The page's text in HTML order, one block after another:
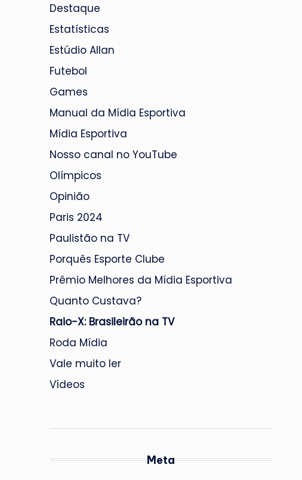
Destaque
Estatísticas
Estúdio Allan
Futebol
Games
Manual da Mídia Esportiva
Mídia Esportiva
Nosso canal no YouTube
Olímpicos
Opinião
Paris 2024
Paulistão na TV
Porquês Esporte Clube
Prêmio Melhores da Mídia Esportiva
Quanto Custava?
Raio-X: Brasileirão na TV
Roda Mídia
Vale muito ler
Vídeos
Meta